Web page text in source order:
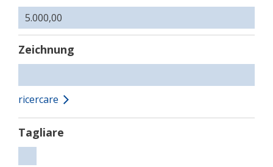
Zeichnung
ricercare
Tagliare